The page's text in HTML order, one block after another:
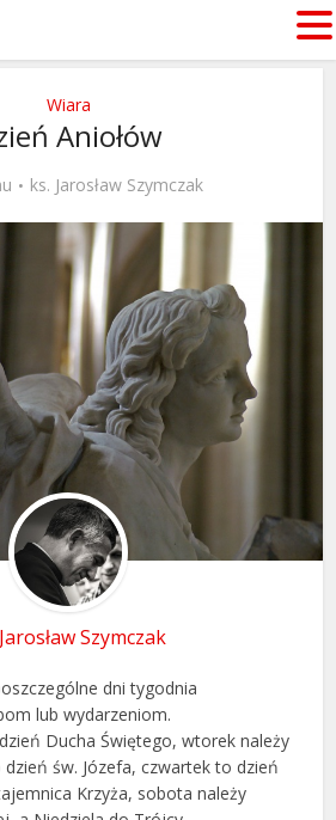
Wiara
Aniołów
ks. Jarosław Szymczak
Szymczak
dni tygodnia
lub wydarzeniom.
Ducha Świętego, wtorek należy
św. Józefa, czwartek to dzień
Krzyża, sobota należy